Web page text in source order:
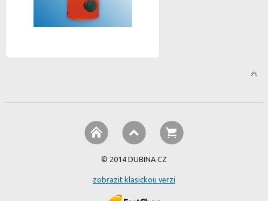
© 2014 DUBINA CZ
zobrazit klasickou verzi